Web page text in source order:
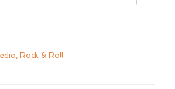
, Rock & Roll